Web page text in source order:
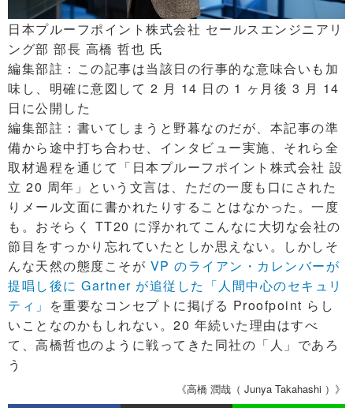
日本プルーフポイント株式会社 セールスエンジニアリ
ング部 部長 高橋 哲也 氏
編集部註：この記事は当該日の行事的な意味合いも加
味し、明確に意図して 2 月 14 日の 1 ヶ月後 3 月 14
日に公開した
編集部註：書いてしまうと野暮なのだが、本記事の準
備から途中打ち合わせ、インタビュー実施、それら全
取材過程を通じて「日本プルーフポイント株式会社 設
立 20 周年」という文言は、ただの一度も口にされた
りメール文面に書かれたりすることはなかった。一度
も。おそらく TT20 に浮かれてこんなに大切な会社の
節目をすっかり忘れていたとしか思えない。しかしそ
んな天然の態度こそが VP のライアン・カレンバーが
提唱し後に Gartner が追従した「人間中心のセキュリ
ティ」 を重要なコンセプトに掲げる Proofpoint らし
いことなのかもしれない。20 年続いた理由はすべ
て、高橋哲也のように戦ってきた同社の「人」であろ
う
《高橋 潤哉（ Junya Takahashi ）》